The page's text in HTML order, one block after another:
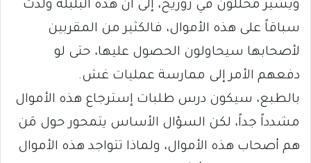
ويشير محللون في زوريخ، إلى أن هذه البلبلة ولّدت
سباقاً على هذه الأموال، فالكثير من المقربين
لأصحابها سيحاولون الحصول عليها، حتى لو
دفعهم الأمر إلى ممارسة عمليات غش.
بالطبع، سيكون درس طلبات إسترجاع هذه الأموال
مشدداً جداً، لكن السؤال الأساس يتمحور حول مَن
هم أصحاب هذه الأموال، ولماذا تتواجد هذه الأموال